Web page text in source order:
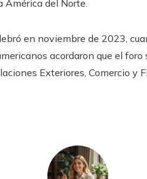
América del Norte.
en noviembre de 2023,
acordaron que el
Exteriores, Comercio y